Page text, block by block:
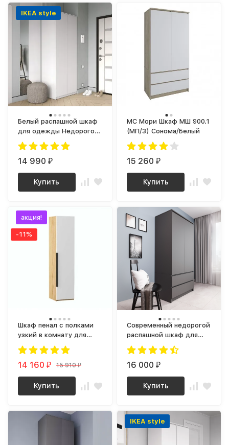
IKEA style
Белый распашной шкаф
для одежды Недорогой
ШР-2/1 СИТИ ЛДСП
14 990₽
Купить
МС Мори Шкаф МШ 900.1
(МП/3) Сонома/Белый
15 260₽
Купить
акция!
-11%
Шкаф пенал с полками
узкий в комнату для
одежды с ящиками
stefa 6 (белый / дуб
крафт золотой)
14 160₽ 15 910₽
Купить
Современный недорогой
распашной шкаф для
одежды с полками и 2
ящиками Графит МШ
900.1 (МП) МС мори
16 000₽
Купить
IKEA style